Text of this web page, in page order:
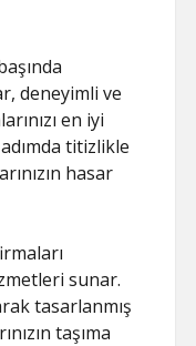
deneyimli ve
en iyi
titizlikle
hasar
sunar.
tasarlanmış
taşıma